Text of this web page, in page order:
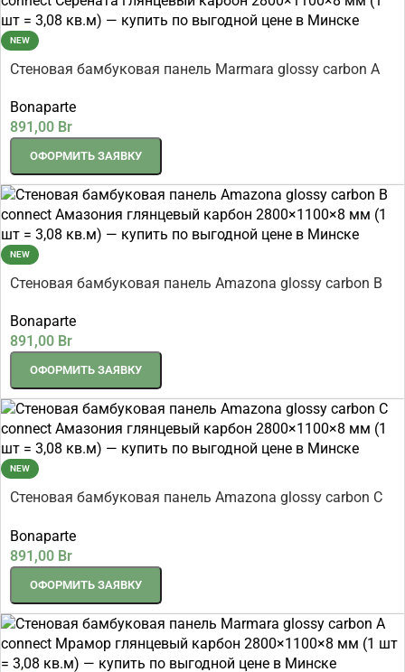
NEW
Стеновая бамбуковая панель Marmara glossy carbon A
шт = 3,08 кв.м)
Bonaparte
891,00 Br
ОФОРМИТЬ ЗАЯВКУ
NEW
Стеновая бамбуковая панель Amazona glossy carbon B
(1 шт = 3,08 кв.м)
Bonaparte
891,00 Br
ОФОРМИТЬ ЗАЯВКУ
NEW
Стеновая бамбуковая панель Amazona glossy carbon C
(1 шт = 3,08 кв.м)
Bonaparte
891,00 Br
ОФОРМИТЬ ЗАЯВКУ